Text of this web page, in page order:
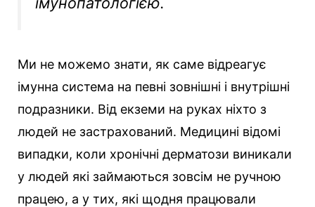
Ми не можемо знати, як саме відреагує
імунна система на певні зовнішні і внутрішні
подразники. Від екземи на руках ніхто з
людей не застрахований. Медицині відомі
випадки, коли хронічні дерматози виникали
у людей які займаються зовсім не ручною
працею, а у тих, які щодня працювали